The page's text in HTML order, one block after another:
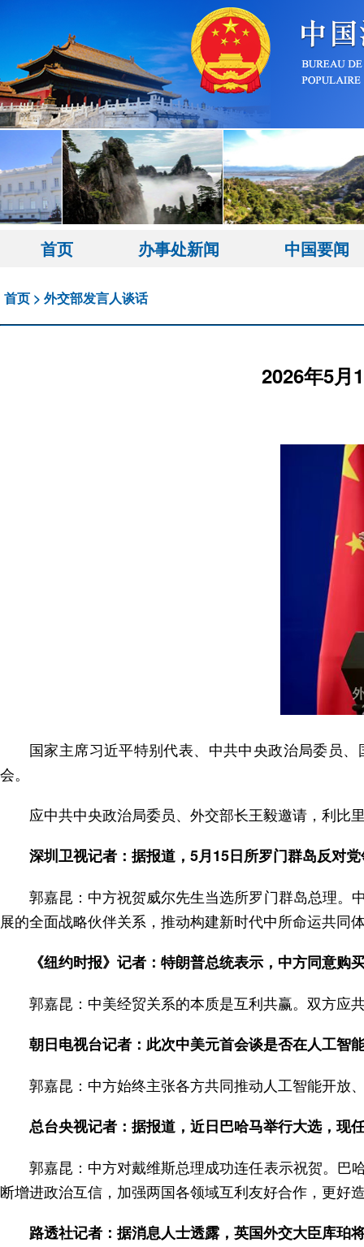
首页 办事处新闻 中国要闻
首页 > 外交部发言人谈话
2026年5月
国家主席习近平特别代表、中共中央政治局委员
会。
应中共中央政治局委员、外交部长王毅邀请，利比
深圳卫视记者：据报道，5月15日所罗门群岛反对
郭嘉昆：中方祝贺威尔先生当选所罗门群岛总理。
展的全面战略伙伴关系，推动构建新时代中所命运共同
《纽约时报》记者：特朗普总统表示，中方同意
郭嘉昆：中美经贸关系的本质是互利共赢。双方应
朝日电视台记者：此次中美元首会谈是否在人工智
郭嘉昆：中方始终主张各方共同推动人工智能开放
总台央视记者：据报道，近日巴哈马举行大选，现
郭嘉昆：中方对戴维斯总理成功连任表示祝贺。巴
断增进政治互信，加强两国各领域互利友好合作，更好
路透社记者：据消息人士透露，英国外交大臣库珀